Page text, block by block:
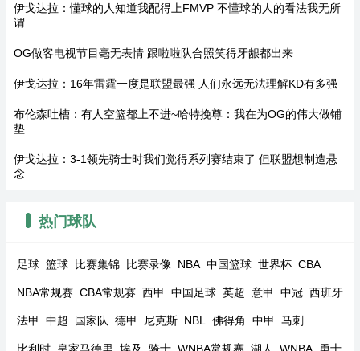
伊戈达拉：懂球的人知道我配得上FMVP 不懂球的人的看法我无所
谓
OG做客电视节目毫无表情 跟啦啦队合照笑得牙龈都出来
伊戈达拉：16年雷霆一度是联盟最强 人们永远无法理解KD有多强
布伦森吐槽：有人空篮都上不进~哈特挽尊：我在为OG的伟大做铺
垫
伊戈达拉：3-1领先骑士时我们觉得系列赛结束了 但联盟想制造悬
念
热门球队
足球 篮球 比赛集锦 比赛录像 NBA 中国篮球 世界杯 CBA
NBA常规赛 CBA常规赛 西甲 中国足球 英超 意甲 中冠 西班牙
法甲 中超 国家队 德甲 尼克斯 NBL 佛得角 中甲 马刺
比利时 皇家马德里 埃及 骑士 WNBA常规赛 湖人 WNBA 勇士